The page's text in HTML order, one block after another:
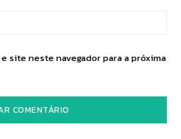
site neste navegador para a próxima